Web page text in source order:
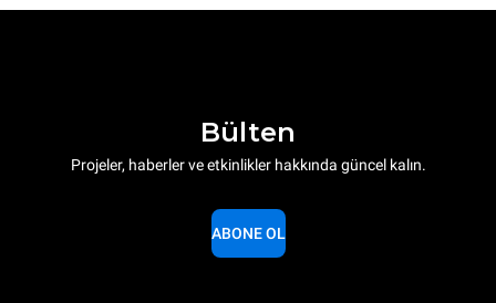
Bülten
Projeler, haberler ve etkinlikler hakkında güncel kalın.
ABONE OL